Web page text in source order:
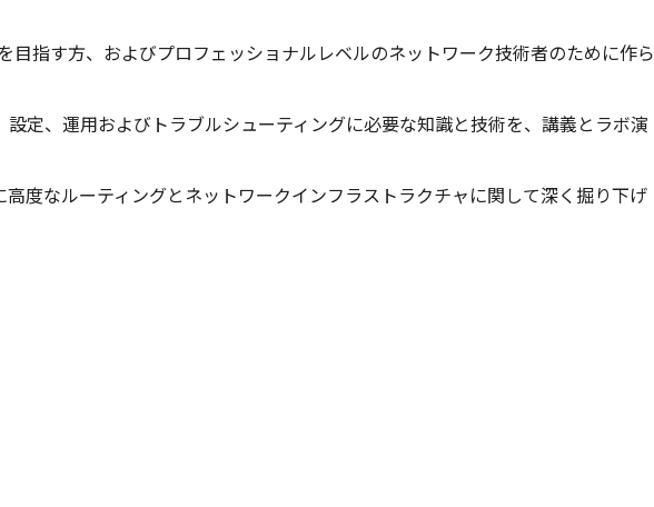
目指す方、およびプロフェッショナルレベルのネットワーク技術者のために作ら
定、運用およびトラブルシューティングに必要な知識と技術を、講義とラボ演
度なルーティングとネットワークインフラストラクチャに関して深く掘り下げ